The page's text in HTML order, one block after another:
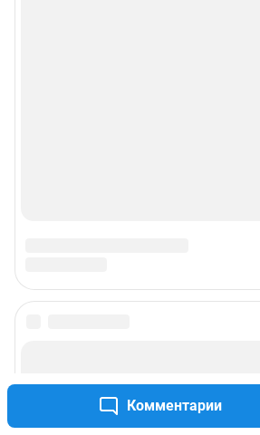
Комментарии